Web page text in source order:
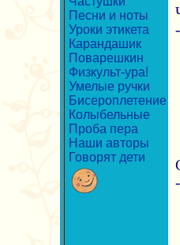
Песни и ноты
Уроки этикета
Карандашик
Поварешкин
Физкульт-ура!
Умелые ручки
Бисероплетение
Колыбельные
Проба пера
Наши авторы
Говорят дети